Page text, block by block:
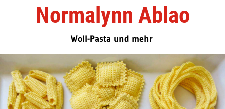
Normalynn Ablao
Woll-Pasta und mehr